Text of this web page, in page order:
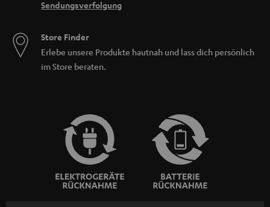
Sendungsverfolgung
Store Finder
Erlebe unsere Produkte hautnah und lass dich persönlich
im Store beraten.